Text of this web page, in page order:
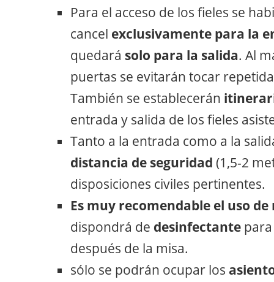
Para el acceso de los fieles se
cancel exclusivamente para la
quedará solo para la salida. Al
puertas se evitarán tocar
También se establecerán
entrada y salida de los fieles
Tanto a la entrada como a la
distancia de seguridad (1,5-2
disposiciones civiles pertinentes.
Es muy recomendable el uso
dispondrá de desinfectante
después de la misa.
sólo se podrán ocupar los